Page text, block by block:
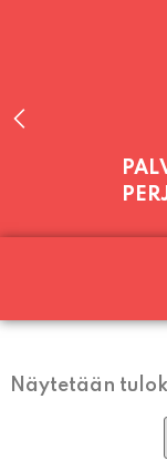
KLO
SAAKKA
SU)
Näytetään